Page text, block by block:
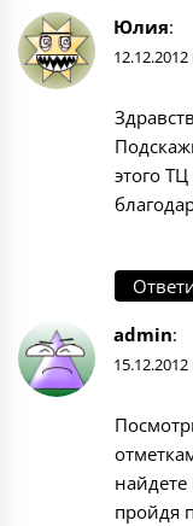
Юлия:
этого
admin:
пройдя